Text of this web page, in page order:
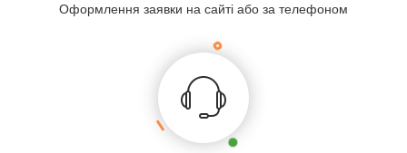
Оформлення заявки на сайті або за телефоном